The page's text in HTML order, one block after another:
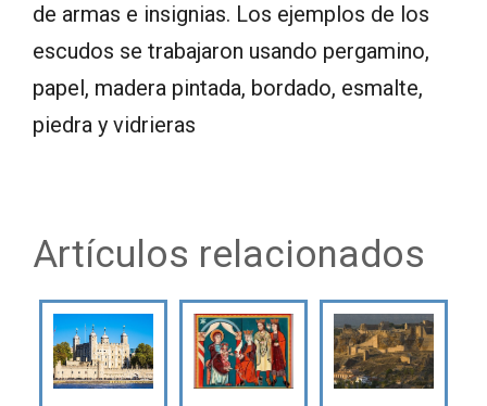
de armas e insignias. Los ejemplos de los
escudos se trabajaron usando pergamino,
papel, madera pintada, bordado, esmalte,
piedra y vidrieras
Artículos relacionados